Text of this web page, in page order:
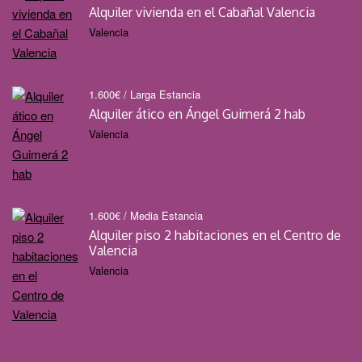
Alquiler vivienda en el Cabañal Valencia
Valencia
1.600€ / Larga Estancia
Alquiler ático en Ángel Guimerá 2 hab
Valencia
1.600€ / Media Estancia
Alquiler piso 2 habitaciones en el Centro de
Valencia
Valencia